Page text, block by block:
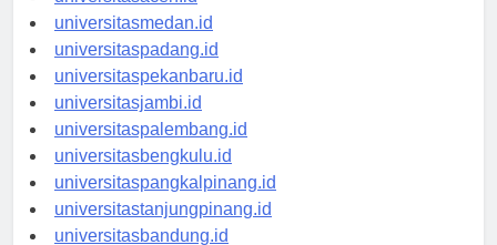
universitasaceh.id
universitasmedan.id
universitaspadang.id
universitaspekanbaru.id
universitasjambi.id
universitaspalembang.id
universitasbengkulu.id
universitaspangkalpinang.id
universitastanjungpinang.id